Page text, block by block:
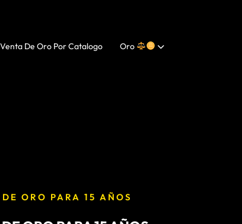
Venta De Oro Por Catalogo Oro
ORO PARA 15 AÑOS